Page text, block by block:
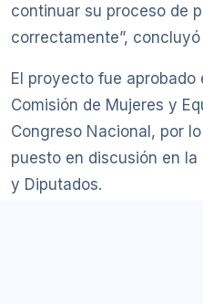
continuar su proceso de
correctamente”,
El proyecto fue aprobado
Comisión de Mujeres y
Congreso Nacional, por
puesto en discusión en la
y Diputados.